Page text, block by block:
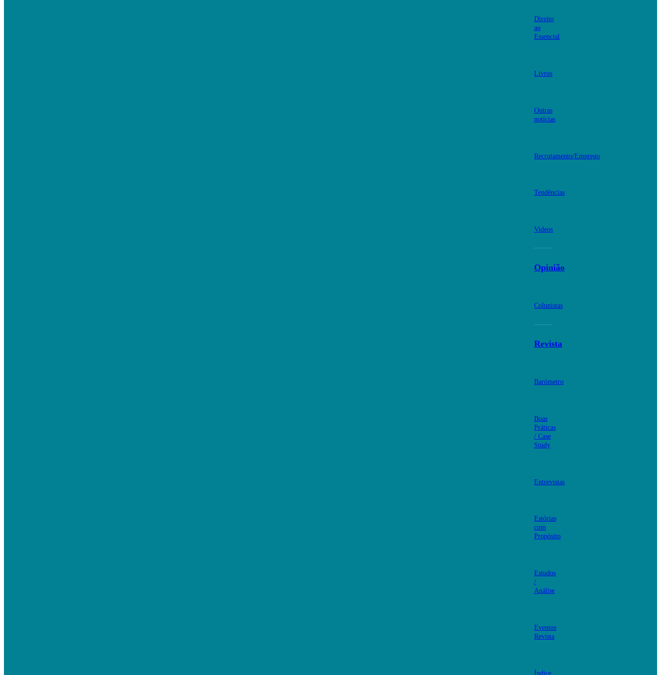
Direito
ao
Essencial
Livros
Outras
notícias
Recrutamento/Emprego
Tendências
Videos
Opinião
Colunistas
Revista
Barómetro
Boas
Práticas
/ Case
Study
Entrevistas
Estórias
com
Propósito
Estudos
/
Análise
Eventos
Revista
Índice